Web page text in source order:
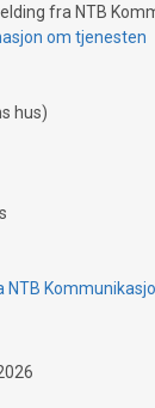
fra NTB
om tjenesten
hus)